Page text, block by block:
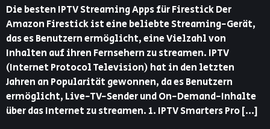
Die besten IPTV Streaming Apps für Firestick Der
Amazon Firestick ist eine beliebte Streaming-Gerät,
das es Benutzern ermöglicht, eine Vielzahl von
Inhalten auf ihren Fernsehern zu streamen. IPTV
(Internet Protocol Television) hat in den letzten
Jahren an Popularität gewonnen, da es Benutzern
ermöglicht, Live-TV-Sender und On-Demand-Inhalte
über das Internet zu streamen. 1. IPTV Smarters Pro […]